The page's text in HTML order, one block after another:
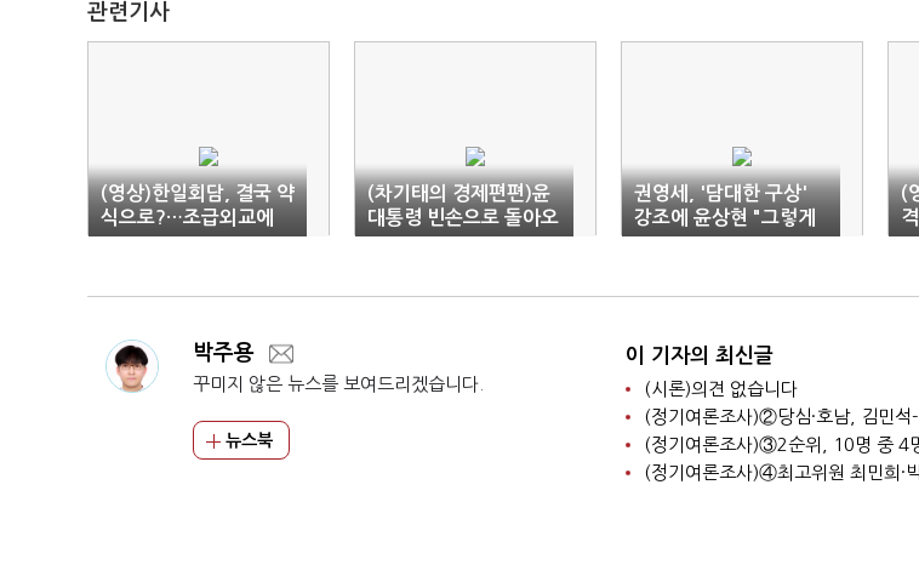
관련기사
(영상)한일회담, 결국 약
식으로?…조급외교에
주도권만 내줬다
(차기태의 경제편편)윤
대통령 빈손으로 돌아오
면 안된다
권영세, '담대한 구상'
강조에 윤상현 "그렇게
담대하지 않다"
(
박주용
꾸미지 않은 뉴스를 보여드리겠습니다.
뉴스북
이 기자의 최신글
(시론)의견 없습니다
(정기여론조사)②당심·호남, 김민석